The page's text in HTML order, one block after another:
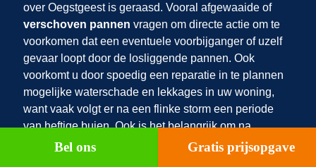
over Oegstgeest is geraasd. Vooral afgewaaide of
verschoven pannen vragen om directe actie om te
voorkomen dat een eventuele voorbijganger of uzelf
gevaar loopt door de losliggende pannen. Ook
voorkomt u door spoedig een reparatie in te plannen
mogelijke waterschade en lekkages in uw woning,
want vaak volgt er na een flinke storm een periode
van heftige buien. Ook is het belangrijk om na
stormschade aan de dakpannen de rest van het dak
Bel ons Gratis prijsopgave